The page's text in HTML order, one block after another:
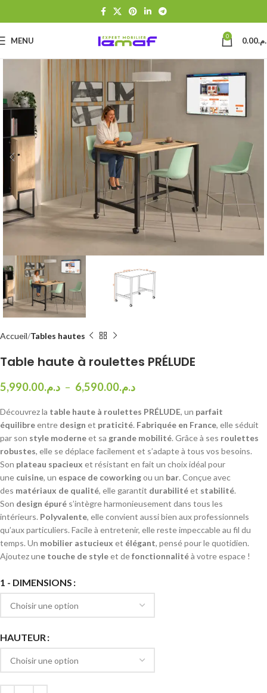
MENU 0 0.00
Accueil Tables hautes
Table haute à roulettes PRÉLUDE
د.م.5,990.00 – د.م.6,590.00
Découvrez la table haute à roulettes PRÉLUDE, un parfait
équilibreentre design et praticité. Fabriquée en France, elle séduit
par son style moderneet sa grande mobilité. Grâce à ses roulettes
robustes, elle se déplace facilement et s’adapte à tous vos besoins.
Son plateau spacieux et résistant en fait un choix idéal pour
une cuisine, un espace de coworkingou un bar. Conçue avec
des matériaux de qualité, elle garantit durabilitéet stabilité.
Son design épuré s’intègre harmonieusement dans tous les
intérieurs. Polyvalente, elle convient aussi bien aux professionnels
qu’aux particuliers. Facile à entretenir, elle reste impeccable au fil du
temps. Un mobilier astucieux et élégant, pensé pour le quotidien.
Ajoutez une touche de styleet defonctionnalitéà votre espace !
1 - DIMENSIONS
HAUTEUR